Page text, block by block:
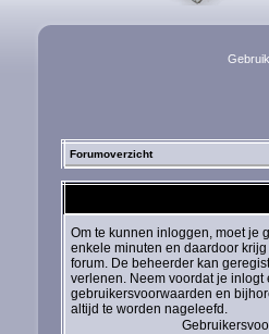
Forumoverzicht
Om te kunnen inloggen, moet je
enkele minuten en daardoor
forum. De beheerder kan
verlenen. Neem voordat je inlogt
gebruikersvoorwaarden en
altijd te worden nageleefd.